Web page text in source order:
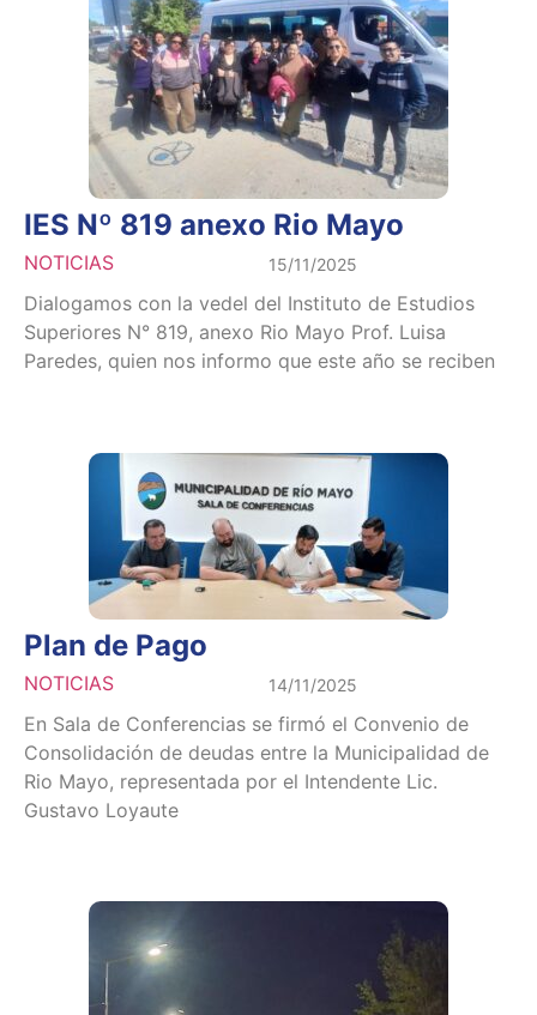
IES Nº 819 anexo Rio Mayo
NOTICIAS 15/11/2025
Dialogamos con la vedel del Instituto de Estudios
Superiores N° 819, anexo Rio Mayo Prof. Luisa
Paredes, quien nos informo que este año se reciben
Plan de Pago
NOTICIAS 14/11/2025
En Sala de Conferencias se firmó el Convenio de
Consolidación de deudas entre la Municipalidad de
Rio Mayo, representada por el Intendente Lic.
Gustavo Loyaute